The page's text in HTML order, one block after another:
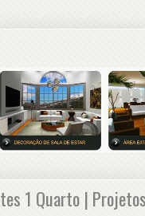
1 Quarto |